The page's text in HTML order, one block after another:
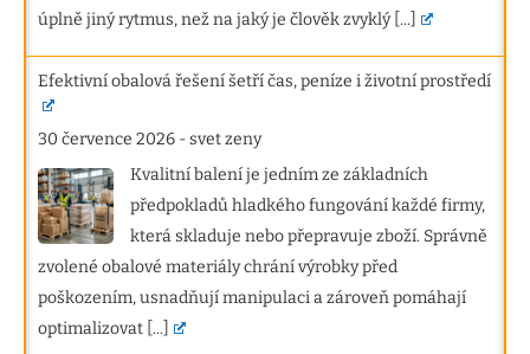
úplně jiný rytmus, než na jaký je člověk zvyklý [...]
Efektivní obalová řešení šetří čas, peníze i životní prostředí
30 července 2026 -svet zeny
Kvalitní balení je jedním ze základních
předpokladů hladkého fungování každé firmy,
která skladuje nebo přepravuje zboží. Správně
zvolené obalové materiály chrání výrobky před
poškozením, usnadňují manipulaci a zároveň pomáhají
optimalizovat [...]